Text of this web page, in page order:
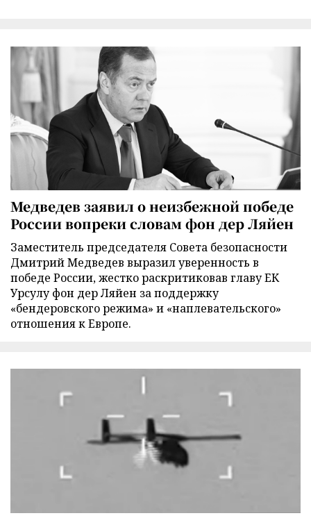
Медведев заявил о неизбежной победе
России вопреки словам фон дер Ляйен
Заместитель председателя Совета безопасности
Дмитрий Медведев выразил уверенность в
победе России, жестко раскритиковав главу ЕК
Урсулу фон дер Ляйен за поддержку
«бендеровского режима» и «наплевательского»
отношения к Европе.